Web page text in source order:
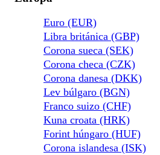
Euro (EUR)
Libra británica (GBP)
Corona sueca (SEK)
Corona checa (CZK)
Corona danesa (DKK)
Lev búlgaro (BGN)
Franco suizo (CHF)
Kuna croata (HRK)
Forint húngaro (HUF)
Corona islandesa (ISK)